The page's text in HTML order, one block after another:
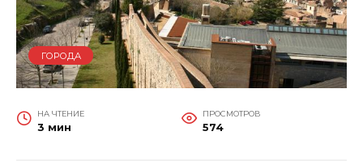
ГОРОДА
НА ЧТЕНИЕ
3 мин
ПРОСМОТРОВ
574